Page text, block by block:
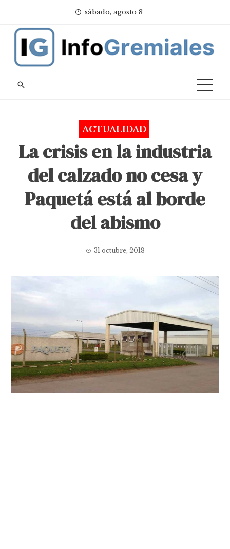
content
sábado, agosto 8
ACTUALIDAD
La crisis en la industria
del calzado no cesa y
Paquetá está al borde
del abismo
31 octubre, 2018